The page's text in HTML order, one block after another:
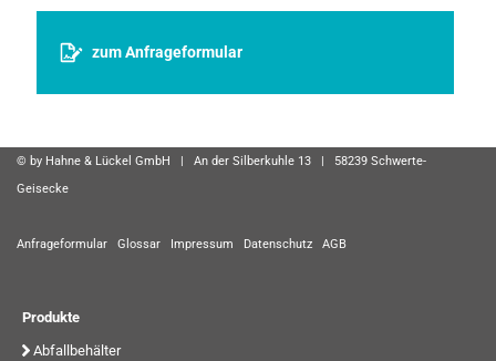
zum Anfrageformular
© by Hahne & Lückel GmbH | An der Silberkuhle 13 | 58239 Schwerte-
Geisecke
Anfrageformular Glossar Impressum Datenschutz AGB
Produkte
Abfallbehälter